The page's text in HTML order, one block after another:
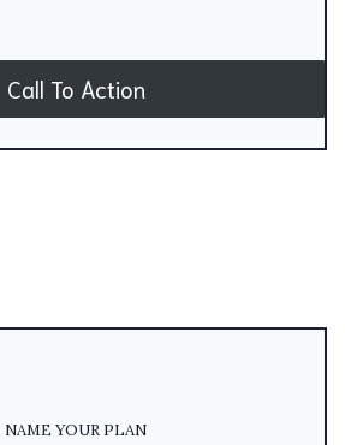
Call To Action
NAME YOUR PLAN